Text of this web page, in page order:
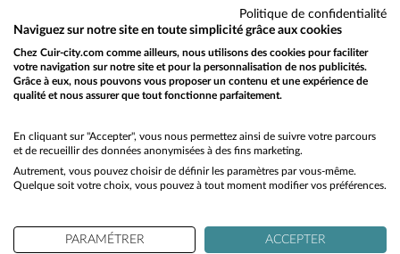
Marketing
_rxuuid
Ce cookie fournit des
l'utilisateur final utilise le site
que l'utilisateur final a pu voir
_tt_enable_cookie
Ce cookie prend en charge la
sur notre site Web
_ttp [3x]
Ce cookie est défini en relation
_uetsid
Celui-ci contient l'ID de session
unique sur le site. Ceci est utilisé
Would you like to be redirected to our English site?
No
Yes
Politique de confidentialité
Naviguez sur notre site en toute simplicité grâce aux cookies
Chez Cuir-city.com comme ailleurs, nous utilisons des cookies pour faciliter
votre navigation sur notre site et pour la personnalisation de nos publicités.
Grâce à eux, nous pouvons vous proposer un contenu et une expérience de
qualité et nous assurer que tout fonctionne parfaitement.
En cliquant sur "Accepter", vous nous permettez ainsi de suivre votre parcours
et de recueillir des données anonymisées à des fins marketing.
Autrement, vous pouvez choisir de définir les paramètres par vous-même.
Quelque soit votre choix, vous pouvez à tout moment modifier vos préférences.
PARAMÉTRER ACCEPTER